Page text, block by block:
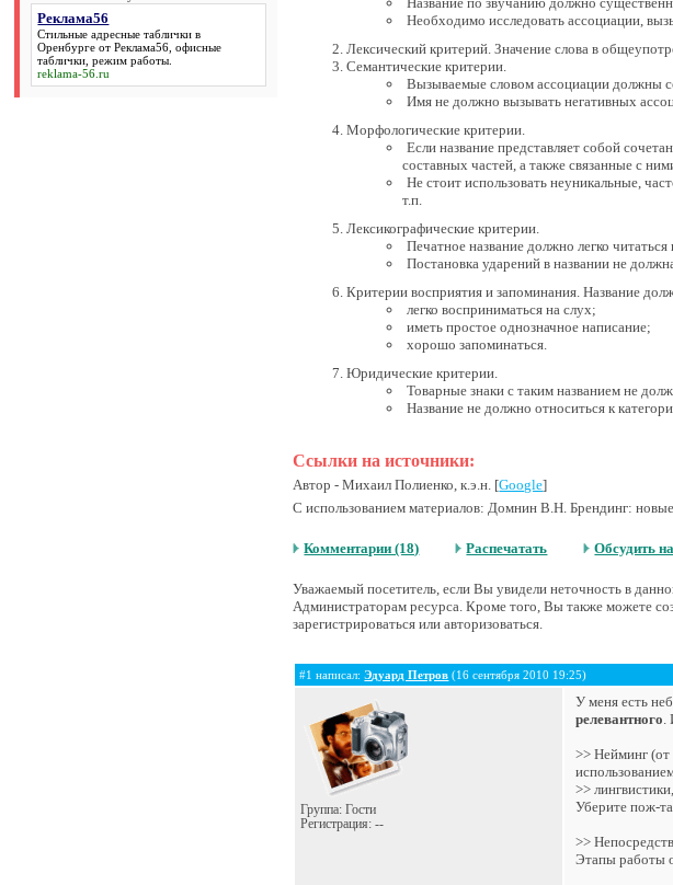
Реклама56
Стильные адресные таблички в
Оренбурге отРеклама56 , офисные
таблички, режим работы.
reklama-56.ru
Необходимо исследовать ассоциации,
Лексический критерий. Значение слова в
Семантические критерии.
Вызываемые словом ассоциации должны
Имя не должно вызывать негативных
Морфологические критерии.
Если название представляет собой
составных частей, а также связанные с
Не стоит использовать неуникальные,
т.п.
Лексикографические критерии.
Печатное название должно легко
Постановка ударений в названии не
Критерии восприятия и запоминания. Название
легко восприниматься на слух;
иметь простое однозначное написание;
хорошо запоминаться.
Юридические критерии.
Товарные знаки с таким названием не
Название не должно относиться к
Ссылки на источники:
Автор - Михаил Полиенко, к.э.н. [Google]
С использованием материалов: Домнин В.Н. Брендинг:
Комментарии (18) Распечатать Обсудить
Уважаемый посетитель, если Вы увидели неточность в
Администраторам ресурса. Кроме того, Вы также можете
зарегистрироваться или авторизоваться.
#1 написал:Эдуард Петров (16 сентября 2010 19:25)
Группа: Гости
Регистрация: --
У меня есть
релевантного.
>> Нейминг (от
>>
Уберите пож-
>>
Этапы работы